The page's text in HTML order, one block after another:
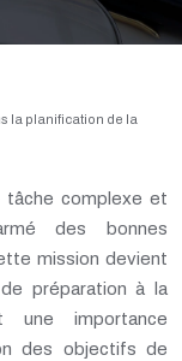
la planification de la
tâche complexe et
des bonnes
mission devient
préparation à la
une importance
des objectifs de